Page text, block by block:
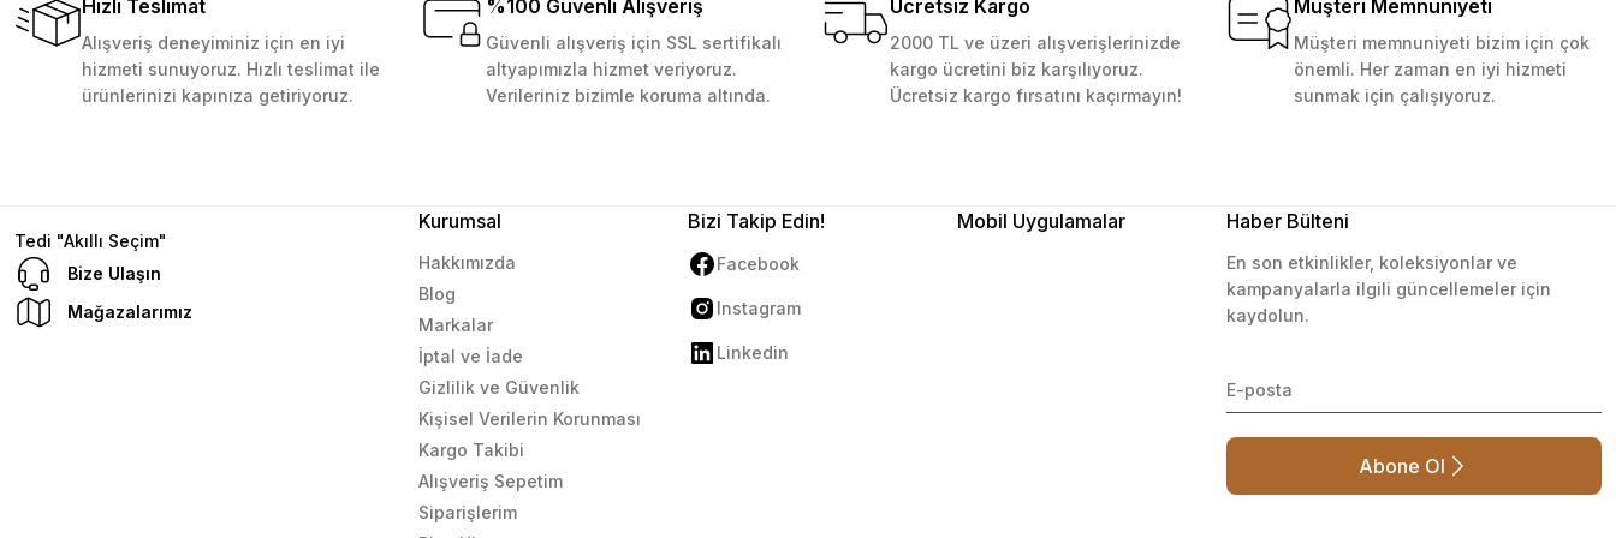
Çok güzel bir site
Mustafa Orhan | 25/07/2024
59,99 TL Sepete Ekle
Hızlı Teslimat
Alışveriş deneyiminiz için en iyi
hizmeti sunuyoruz. Hızlı teslimat ile
ürünlerinizi kapınıza getiriyoruz.
%100 Güvenli Alışveriş
Güvenli alışveriş için SSL sertifikalı
altyapımızla hizmet veriyoruz.
Verileriniz bizimle koruma altında.
Ücretsiz Kargo
2000 TL ve üzeri alışverişlerinizde
kargo ücretini biz karşılıyoruz.
Ücretsiz kargo fırsatını kaçırmayın!
Müşteri Memnuniyeti
Müşteri memnuniyeti bizim için çok
önemli. Her zaman en iyi hizmeti
sunmak için çalışıyoruz.
Tedi "Akıllı Seçim"
Bize Ulaşın
Mağazalarımız
Kurumsal
Hakkımızda
Blog
Markalar
İptal ve İade
Gizlilik ve Güvenlik
Kişisel Verilerin Korunması
Kargo Takibi
Alışveriş Sepetim
Siparişlerim
Bizi Takip Edin!
Facebook
Instagram
Linkedin
Mobil Uygulamalar Haber Bülteni
En son etkinlikler, koleksiyonlar ve
kampanyalarla ilgili güncellemeler için
kaydolun.
Abone Ol